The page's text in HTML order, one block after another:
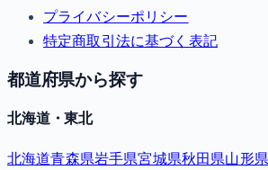
プライバシーポリシー
特定商取引法に基づく表記
都道府県から探す
北海道・東北
北海道青森県岩手県宮城県秋田県山形県